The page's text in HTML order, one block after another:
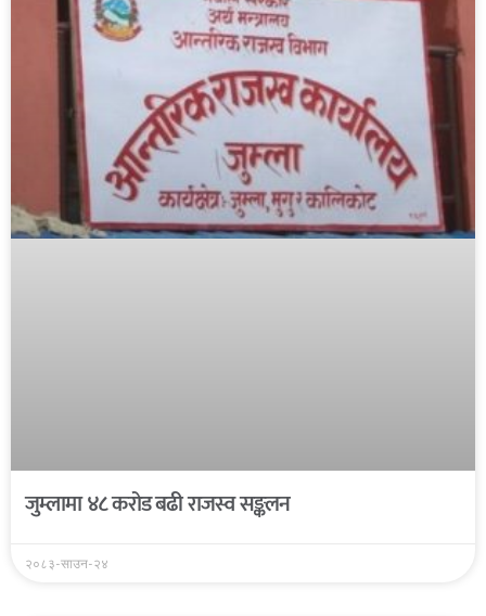
जुम्लामा ४८ करोड बढी राजस्व सङ्कलन
२०८३-साउन-२४